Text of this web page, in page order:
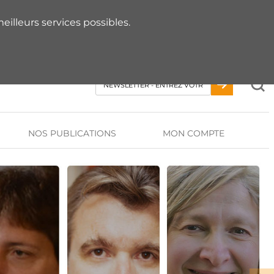
AVEC UN EXPERT
NOS PUBLICATIONS MON COMPTE
services possibles.